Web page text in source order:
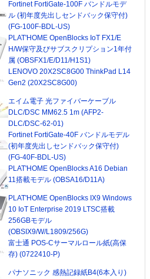
Fortinet FortiGate-100F バンドルモデ
ル (初年度先出しセンドバック保守付)
(FG-100F-BDL-US)
PLAT'HOME OpenBlocks IoT FX1/E
H/W保守及びサブスクリプション1年付
属 (OBSFX1/E/D11/H1S1)
LENOVO 20X2SC8G00 ThinkPad L14
Gen2 (20X2SC8G00)
エイム電子 光ファイバーケーブル
DLC/DSC MM62.5 1m (AFP2-
DLC/DSC-62-01)
Fortinet FortiGate-40F バンドルモデル
(初年度先出しセンドバック保守付)
(FG-40F-BDL-US)
PLAT'HOME OpenBlocks A16 Debian
11搭載モデル (OBSA16/D11A)
PLAT'HOME OpenBlocks IX9 Windows
10 IoT Enterprise 2019 LTSC搭載
256GBモデル
(OBSIX9/W/L1809/256G)
富士通 POS-Cサーマルロール紙(高保
存) (0722410-P)
パナソニック 感熱記録紙B4(6本入り)